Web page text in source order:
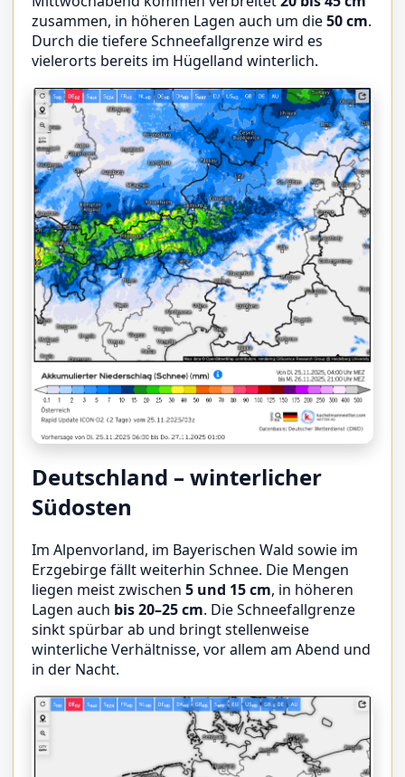
zusammen, in höheren Lagen auch um die50 cm.
Durch die tiefere Schneefallgrenze wird es
vielerorts bereits im Hügelland winterlich.
Deutschland – winterlicher
Südosten
Im Alpenvorland, im Bayerischen Wald sowie im
Erzgebirge fällt weiterhin Schnee. Die Mengen
liegen meist zwischen 5 und 15 cm, in höheren
Lagen auch bis 20–25 cm. Die Schneefallgrenze
sinkt spürbar ab und bringt stellenweise
winterliche Verhältnisse, vor allem am Abend und
in der Nacht.